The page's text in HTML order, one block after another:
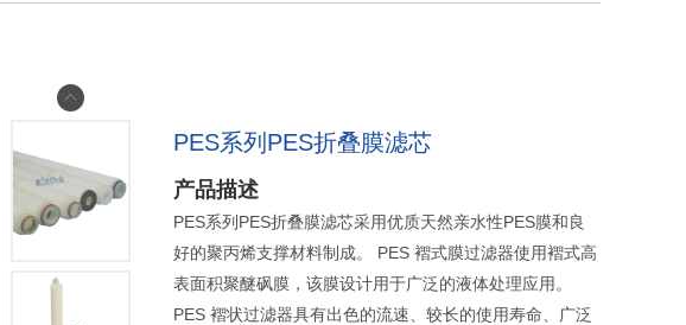
PES系列PES折叠膜滤芯
产品描述
PES系列PES折叠膜滤芯采用优质天然亲水性PES膜和良
好的聚丙烯支撑材料制成。 PES 褶式膜过滤器使用褶式高
表面积聚醚砜膜，该膜设计用于广泛的液体处理应用。
PES 褶状过滤器具有出色的流速、较长的使用寿命、广泛